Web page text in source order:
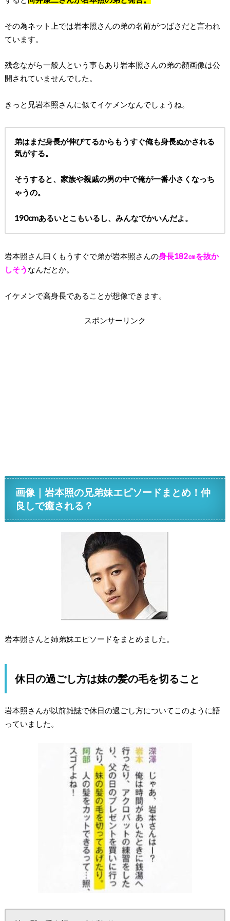
その為ネット上では岩本照さんの弟の名前がつばさだと言われ
ています。
残念ながら一般人という事もあり岩本照さんの弟の顔画像は公
開されていませんでした。
きっと兄岩本照さんに似てイケメンなんでしょうね。
弟はまだ身長が伸びてるからもうすぐ俺も身長ぬかされる
気がする。
そうすると、家族や親戚の男の中で俺が一番小さくなっち
ゃうの。
190cmあるいとこもいるし、みんなでかいんだよ。
岩本照さん曰くもうすぐで弟が岩本照さんの身長182㎝を抜か
しそう なんだとか。
イケメンで高身長であることが想像できます。
スポンサーリンク
画像｜岩本照の兄弟妹エピソードまとめ！仲
良しで癒される？
岩本照さんと姉弟妹エピソードをまとめました。
休日の過ごし方は妹の髪の毛を切ること
岩本照さんが以前雑誌で休日の過ごし方についてこのように語
っていました。